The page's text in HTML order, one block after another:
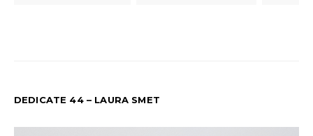
DEDICATE 44 – LAURA SMET